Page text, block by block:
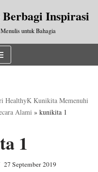
Berbagi Inspirasi
Menulis untuk Bahagia
HealthyK Kunikita Memenuhi
Alami » kunikita 1
1
27 September 2019